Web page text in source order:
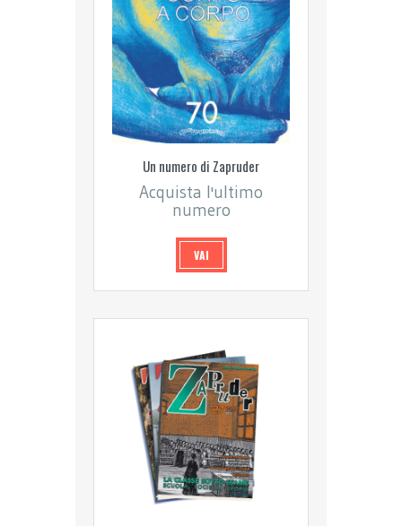
Un numero di Zapruder
Acquista l'ultimo
numero
VAI